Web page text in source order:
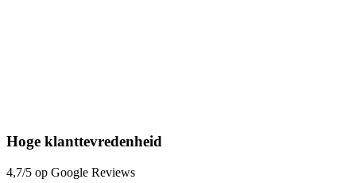
Hoge klanttevredenheid
4,7/5 op Google Reviews